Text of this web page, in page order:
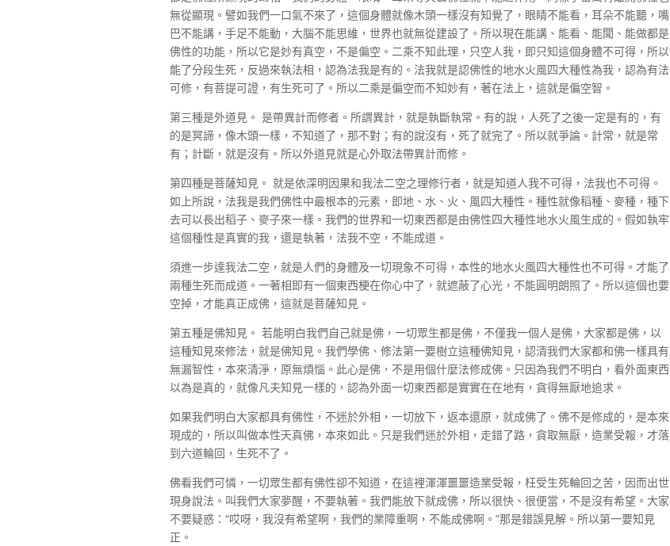
無從顯現。譬如我們一口氣不來了，這個身體就像木頭一樣沒有知覺了，眼睛不能看，耳朵不能聽，嘴
巴不能講，手足不能動，大腦不能思維，世界也就無從建設了。所以現在能講、能看、能聞、能做都是
佛性的功能，所以它是妙有真空，不是偏空。二乘不知此理，只空人我，即只知這個身體不可得，所以
能了分段生死，反過來執法相，認為法我是有的。法我就是認佛性的地水火風四大種性為我，認為有法
可修，有菩提可證，有生死可了。所以二乘是偏空而不知妙有，著在法上，這就是偏空智。
第三種是外道見。 是帶異計而修者。所謂異計，就是執斷執常。有的說，人死了之後一定是有的，有
的是冥諦，像木頭一樣，不知道了，那不對；有的說沒有，死了就完了。所以就爭論。計常，就是常
有；計斷，就是沒有。所以外道見就是心外取法帶異計而修。
第四種是菩薩知見。 就是依深明因果和我法二空之理修行者，就是知道人我不可得，法我也不可得。
如上所說，法我是我們佛性中最根本的元素，即地、水、火、風四大種性。種性就像稻種、麥種，種下
去可以長出稻子、麥子來一樣。我們的世界和一切東西都是由佛性四大種性地水火風生成的。假如執牢
這個種性是真實的我，還是執著，法我不空，不能成道。
須進一步達我法二空，就是人們的身體及一切現象不可得，本性的地水火風四大種性也不可得。才能了
兩種生死而成道。一著相即有一個東西梗在你心中了，就遮蔽了心光，不能圓明朗照了。所以這個也要
空掉，才能真正成佛，這就是菩薩知見。
第五種是佛知見。 若能明白我們自己就是佛，一切眾生都是佛，不僅我一個人是佛，大家都是佛，以
這種知見來修法，就是佛知見。我們學佛、修法第一要樹立這種佛知見，認清我們大家都和佛一樣具有
無漏智性，本來清淨，原無煩惱。此心是佛，不是用個什麼法修成佛。只因為我們不明白，看外面東西
以為是真的，就像凡夫知見一樣的，認為外面一切東西都是實實在在地有，貪得無厭地追求。
如果我們明白大家都具有佛性，不迷於外相，一切放下，返本還原，就成佛了。佛不是修成的，是本來
現成的，所以叫做本性天真佛，本來如此。只是我們迷於外相，走錯了路，貪取無厭，造業受報，才落
到六道輪回，生死不了。
佛看我們可憐，一切眾生都有佛性卻不知道，在這裡渾渾噩噩造業受報，枉受生死輪回之苦，因而出世
現身說法。叫我們大家夢醒，不要執著。我們能放下就成佛，所以很快、很便當，不是沒有希望。大家
不要疑惑：“哎呀，我沒有希望啊，我們的業障重啊，不能成佛啊。”那是錯誤見解。所以第一要知見
正。